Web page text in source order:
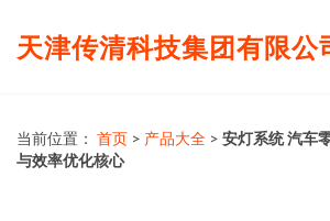
天津传清科技集团有限公
当前位置： 首页 > 产品大全 > 安灯系统 汽车
与效率优化核心